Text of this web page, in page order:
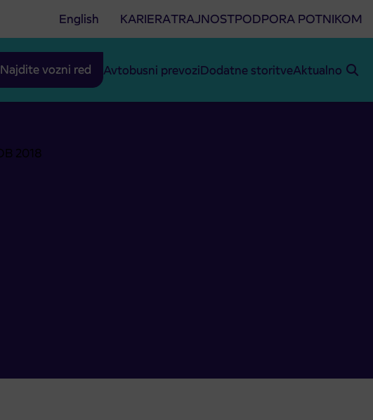
English KARIERATRAJNOSTPODPORA POTNIKOM
Najdite vozni red Avtobusni prevoziDodatne storitveAktualno